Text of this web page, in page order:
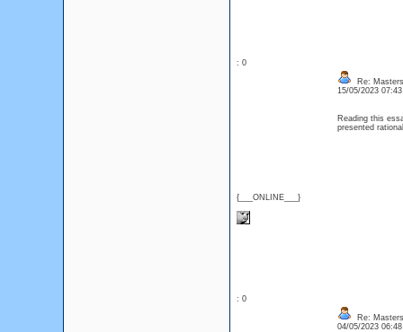
: 0
{___ONLINE___}
Re:
15/05/2023
Reading this
presented
: 0
Re:
04/05/2023